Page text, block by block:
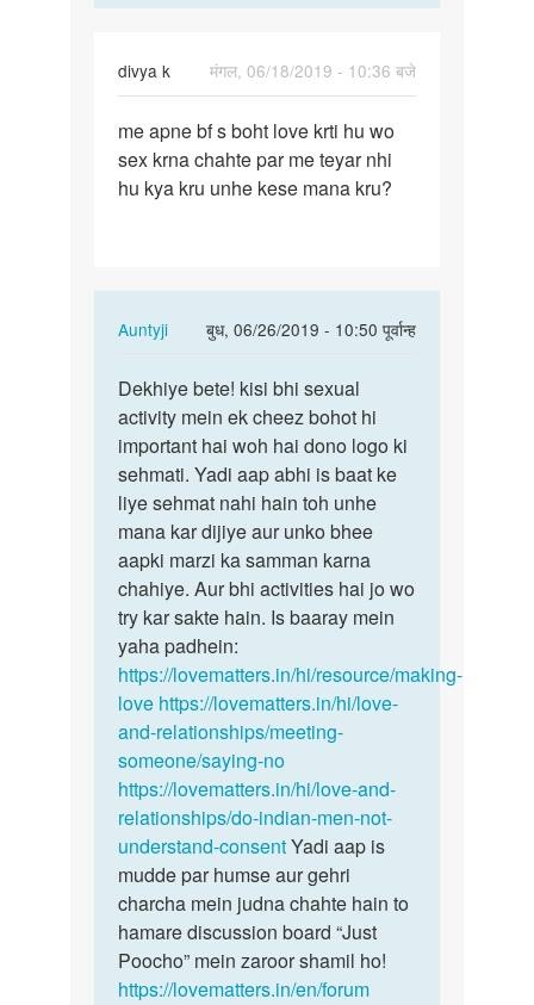
divya k
मंगल, 06/18/2019 - 10:36 बजे
me
apne
bf
me apne bf s boht love krti hu wo
sex krna chahte par me teyar nhi
hu kya kru unhe kese mana kru?
Auntyji
बुध, 06/26/2019 - 10:50 पूर्वान्ह
In
to
me
apne
bf
s
boht
love
krti…
by
divya
k
Dekhiye
bete!
kisi
bhi…
Dekhiye bete! kisi bhi sexual
activity mein ek cheez bohot hi
important hai woh hai dono logo ki
sehmati. Yadi aap abhi is baat ke
liye sehmat nahi hain toh unhe
mana kar dijiye aur unko bhee
aapki marzi ka samman karna
chahiye. Aur bhi activities hai jo wo
try kar sakte hain. Is baaray mein
yaha padhein:
https://lovematters.in/hi/resource/making-
love https://lovematters.in/hi/love-
and-relationships/meeting-
someone/saying-no
https://lovematters.in/hi/love-and-
relationships/do-indian-men-not-
understand-consentYadi aap is
mudde par humse aur gehri
charcha mein judna chahte hain to
hamare discussion board “Just
Poocho” mein zaroor shamil ho!
https://lovematters.in/en/forum